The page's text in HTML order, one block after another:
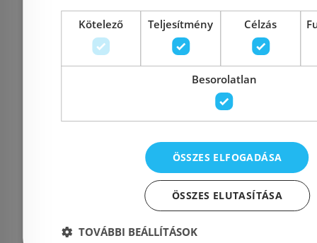
Cikkszám: 26279000
23 650 Ft 16 000 Ft 30 191 Ft
-31% Rendelésre
Kötelező Teljesítmény Célzás
Besorolatlan
ÖSSZES ELFOGADÁSA
ÖSSZES ELUTASÍTÁSA
TOVÁBBI BEÁLLÍTÁSOK